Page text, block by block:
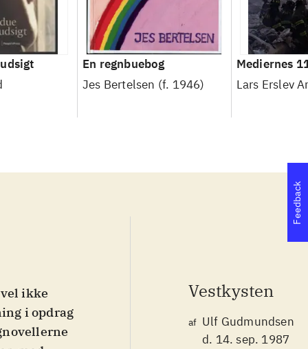
En regnbuebog
Jes Bertelsen (f. 1946)
Mediernes
Lars Erslev
ikke
i opdrag
Vestkysten
af Ulf Gudmundsen
d. 14. sep. 1987
Feedback